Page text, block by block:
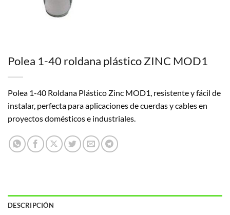
Polea 1-40 roldana plástico ZINC MOD1
Polea 1-40 Roldana Plástico Zinc MOD1, resistente y fácil de
instalar, perfecta para aplicaciones de cuerdas y cables en
proyectos domésticos e industriales.
DESCRIPCIÓN